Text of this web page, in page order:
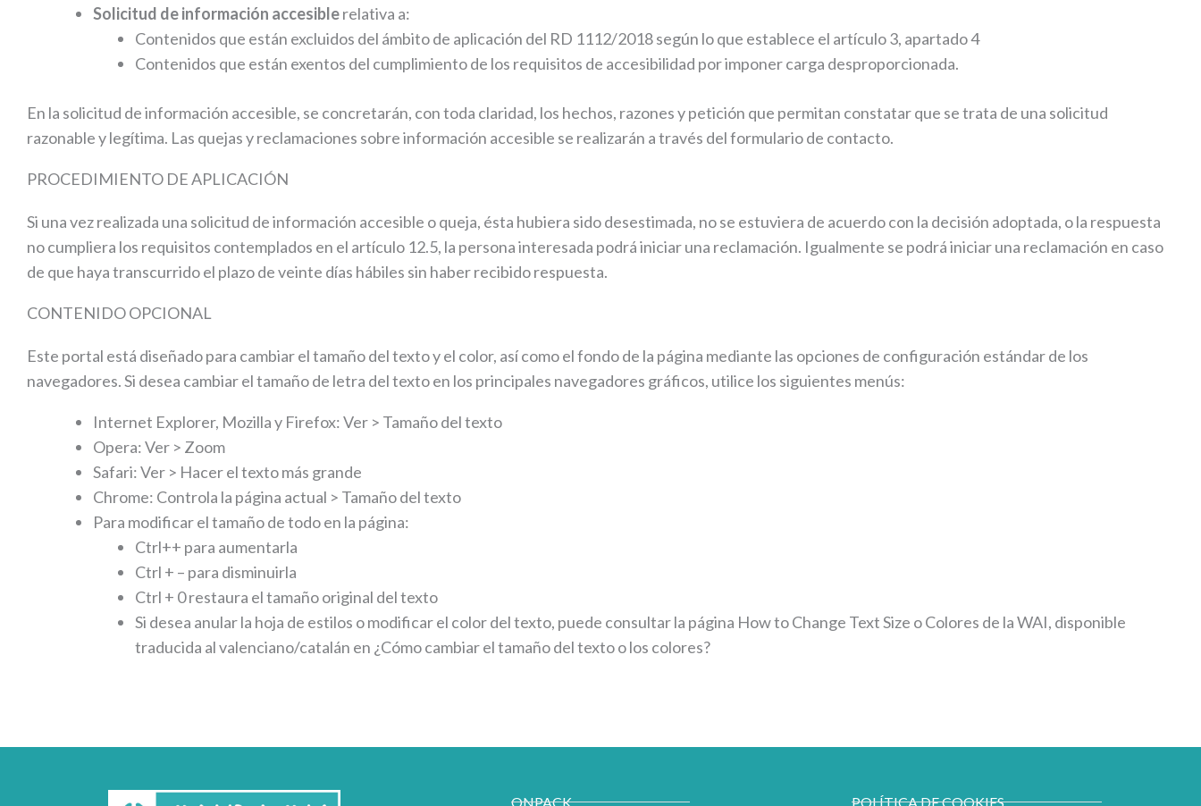
Solicitud de información accesiblerelativa a:
Contenidos que están excluidos del ámbito de aplicación del RD 1112/2018 según lo que establece el artículo 3, apartado 4
Contenidos que están exentos del cumplimiento de los requisitos de accesibilidad por imponer carga desproporcionada.
En la solicitud de información accesible, se concretarán, con toda claridad, los hechos, razones y petición que permitan constatar que se trata de una solicitud
razonable y legítima. Las quejas y reclamaciones sobre información accesible se realizarán a través del formulario de contacto.
PROCEDIMIENTO DE APLICACIÓN
Si una vez realizada una solicitud de información accesible o queja, ésta hubiera sido desestimada, no se estuviera de acuerdo con la decisión adoptada, o la respuesta
no cumpliera los requisitos contemplados en el artículo 12.5, la persona interesada podrá iniciar una reclamación. Igualmente se podrá iniciar una reclamación en caso
de que haya transcurrido el plazo de veinte días hábiles sin haber recibido respuesta.
CONTENIDO OPCIONAL
Este portal está diseñado para cambiar el tamaño del texto y el color, así como el fondo de la página mediante las opciones de configuración estándar de los
navegadores. Si desea cambiar el tamaño de letra del texto en los principales navegadores gráficos, utilice los siguientes menús:
Internet Explorer, Mozilla y Firefox: Ver > Tamaño del texto
Opera: Ver > Zoom
Safari: Ver > Hacer el texto más grande
Chrome: Controla la página actual > Tamaño del texto
Para modificar el tamaño de todo en la página:
Ctrl++ para aumentarla
Ctrl + – para disminuirla
Ctrl + 0 restaura el tamaño original del texto
Si desea anular la hoja de estilos o modificar el color del texto, puede consultar la página How to Change Text Size o Colores de la WAI, disponible
traducida al valenciano/catalán en ¿Cómo cambiar el tamaño del texto o los colores?
ONPACK POLÍTICA DE COOKIES